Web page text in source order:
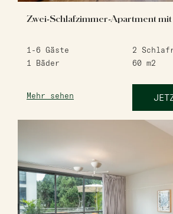
Zwei-Schlafzimmer-Apartment mit
1-6 Gäste 2
1
Bäder 60 m2
Mehr sehen